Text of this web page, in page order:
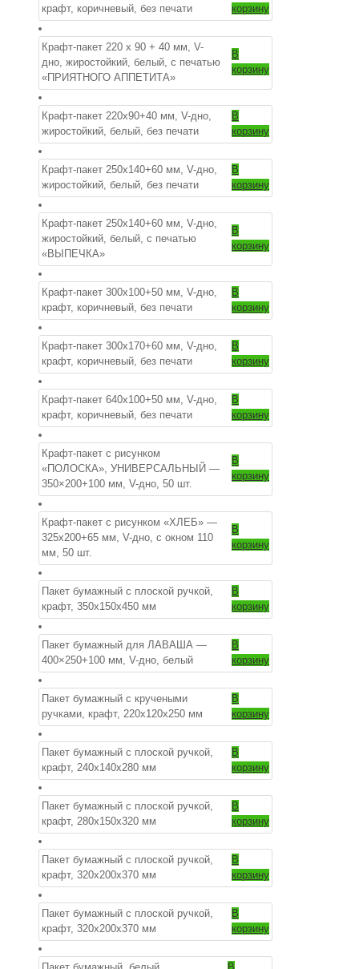
крафт, коричневый, без печати
корзину
Крафт-пакет 220 х 90 + 40 мм, V-
дно, жиростойкий, белый, с печатью
«ПРИЯТНОГО АППЕТИТА»
В
корзину
Крафт-пакет 220х90+40 мм, V-дно,
жиростойкий, белый, без печати
В
корзину
Крафт-пакет 250х140+60 мм, V-дно,
жиростойкий, белый, без печати
В
корзину
Крафт-пакет 250х140+60 мм, V-дно,
жиростойкий, белый, с печатью
«ВЫПЕЧКА»
В
корзину
Крафт-пакет 300х100+50 мм, V-дно,
крафт, коричневый, без печати
В
корзину
Крафт-пакет 300х170+60 мм, V-дно,
крафт, коричневый, без печати
В
корзину
Крафт-пакет 640х100+50 мм, V-дно,
крафт, коричневый, без печати
В
корзину
Крафт-пакет с рисунком
«ПОЛОСКА», УНИВЕРСАЛЬНЫЙ —
350×200+100 мм, V-дно, 50 шт.
В
корзину
Крафт-пакет с рисунком «ХЛЕБ» —
325х200+65 мм, V-дно, с окном 110
мм, 50 шт.
В
корзину
Пакет бумажный c плоской ручкой,
крафт, 350х150х450 мм
В
корзину
Пакет бумажный для ЛАВАША —
400×250+100 мм, V-дно, белый
В
корзину
Пакет бумажный с кручеными
ручками, крафт, 220х120х250 мм
В
корзину
Пакет бумажный с плоской ручкой,
крафт, 240x140x280 мм
В
корзину
Пакет бумажный с плоской ручкой,
крафт, 280x150x320 мм
В
корзину
Пакет бумажный с плоской ручкой,
крафт, 320х200х370 мм
В
корзину
Пакет бумажный с плоской ручкой,
крафт, 320х200х370 мм
В
корзину